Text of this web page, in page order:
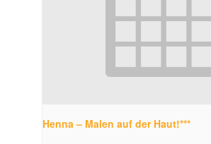
Henna – Malen auf der Haut!***